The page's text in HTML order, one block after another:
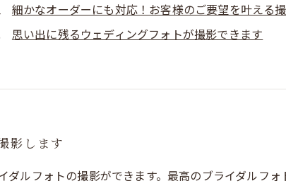
細かなオーダーにも対応！お客様のご要望を叶える
思い出に残るウェディングフォトが撮影できます
影します
ダルフォトの撮影ができます。最高のブライダルフ